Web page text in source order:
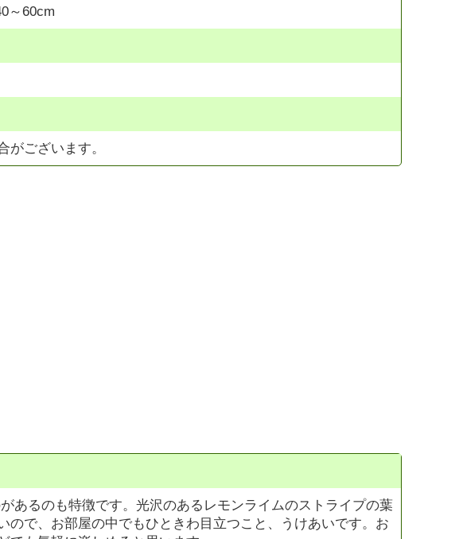
～60cm
ございます。
あるのも特徴です。光沢のあるレモンライムのストライプの葉
ので、お部屋の中でもひときわ目立つこと、うけあいです。お